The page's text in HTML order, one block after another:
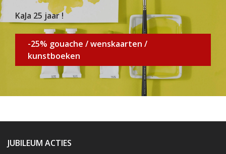
KaJa 25 jaar !
-25% gouache / wenskaarten /
kunstboeken
JUBILEUM ACTIES